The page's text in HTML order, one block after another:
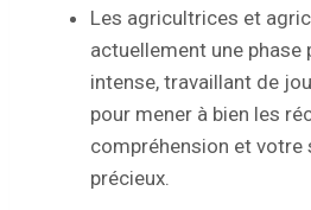
Les agricultrices et
actuellement une
intense, travaillant de
pour mener à bien les
compréhension et votre
précieux.